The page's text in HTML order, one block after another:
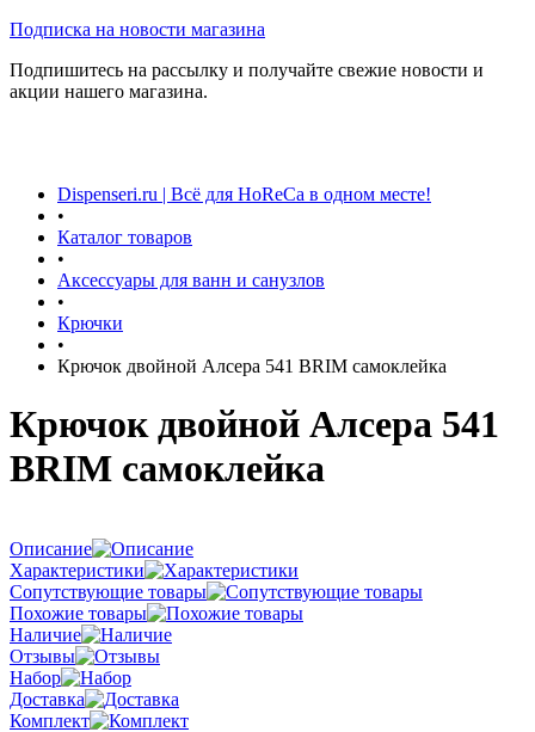
Подписка на новости магазина
Подпишитесь на рассылку и получайте свежие новости и
акции нашего магазина.
Dispenseri.ru | Всё для HoReCa в одном месте!
•
Каталог товаров
•
Аксессуары для ванн и санузлов
•
Крючки
•
Крючок двойной Алсера 541 BRIM самоклейка
Крючок двойной Алсера 541
BRIM самоклейка
Описание
Характеристики
Сопутствующие товары
Похожие товары
Наличие
Отзывы
Набор
Доставка
Комплект